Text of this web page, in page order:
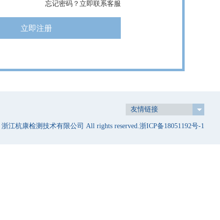
忘记密码？立即联系客服
友情链接
浙江杭康检测技术有限公司 All rights reserved. 浙ICP备18051192号-1